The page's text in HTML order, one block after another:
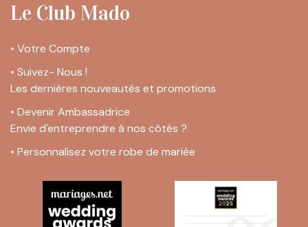
Le Club Mado
• Votre Compte
• Suivez- Nous !
Les dernières nouveautés et promotions
• Devenir Ambassadrice
Envie d'entreprendre à nos côtés ?
• Personnalisez votre robe de mariée